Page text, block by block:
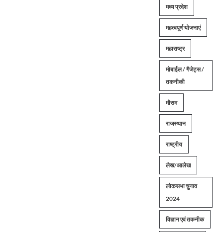
मध्य प्रदेश
महत्वपूर्ण योजनाएं
महाराष्ट्र
मोबाईल / गैजेट्स /
तकनीकी
मौसम
राजस्थान
राष्ट्रीय
लेख/आलेख
लोकसभा चुनाव
2024
विज्ञान एवं तकनीक